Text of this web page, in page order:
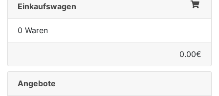
Einkaufswagen
0 Waren
0.00€
Angebote